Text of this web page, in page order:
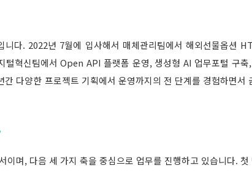
니다. 2022년 7월에 입사해서 매체관리팀에서 해외선물옵션
혁신팀에서 Open API 플랫폼 운영, 생성형 AI 업무포털 구축
다양한 프로젝트 기획에서 운영까지의 전 단계를 경험하면서
이며, 다음 세 가지 축을 중심으로 업무를 진행하고 있습니다.